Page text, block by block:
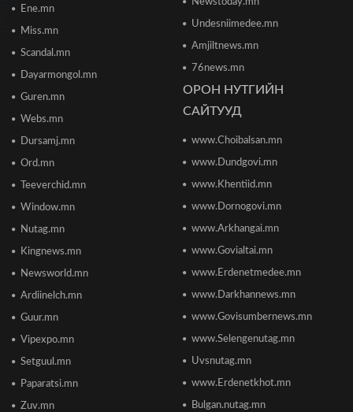
Сонсголгүй төрийн СОНСГОЛ-2
2026/06/19 10:17
Сонсголгүй төрийн СОНСГОЛ-2
Монгол Улсын дэлхийд өрсөлдөх чадвар 75
улсаас 67-рт бичигджээ
ТӨВҮҮДИЙН БАЙРШИЛ
2026/06/17 12:20
Ene.mn
Miss.mn
Scandal.mn
Dayarmongol.mn
Guren.mn
Webs.mn
Dursamj.mn
Ord.mn
Teeverchid.mn
Window.mn
Nutag.mn
Kingnews.mn
Newsworld.mn
Ardiinelch.mn
Guur.mn
Vipexpo.mn
Setguul.mn
Paparatsi.mn
Zuv.mn
Undesniimedee.mn
Amjiltnews.mn
76news.mn
ОРОН НУТГИЙН
САЙТУУД
www.Choibalsan.mn
www.Dundgovi.mn
www.Khentiid.mn
www.Dornogovi.mn
www.Arkhangai.mn
www.Govialtai.mn
www.Erdenetmedee.mn
www.Darkhannews.mn
www.Govisumbernews.mn
www.Selengenutag.mn
Uvsnutag.mn
www.Erdenetkhot.mn
Bulgan.nutag.mn